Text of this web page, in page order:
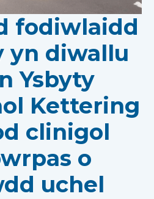
fodiwlaidd
yn diwallu
Ysbyty
Kettering
clinigol
o
uchel